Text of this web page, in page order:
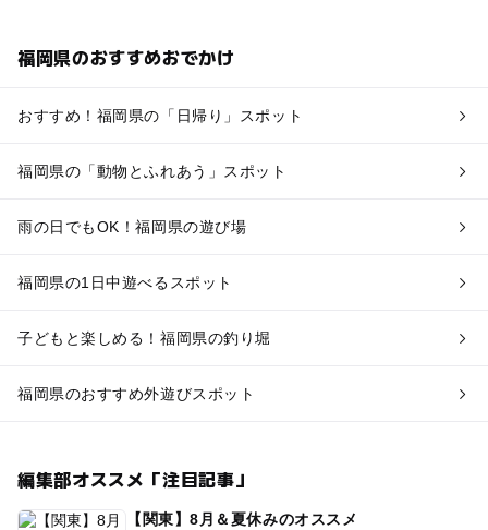
福岡県のおすすめおでかけ
おすすめ！福岡県の「日帰り」スポット
福岡県の「動物とふれあう」スポット
雨の日でもOK！福岡県の遊び場
福岡県の1日中遊べるスポット
子どもと楽しめる！福岡県の釣り堀
福岡県のおすすめ外遊びスポット
編集部オススメ「注目記事」
【関東】8月＆夏休みのオススメ